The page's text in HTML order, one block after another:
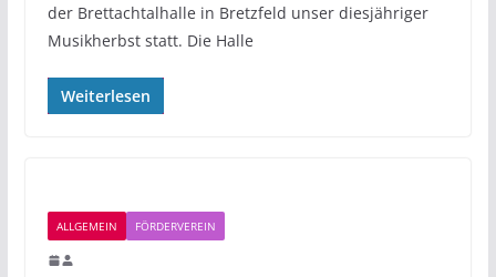
der Brettachtalhalle in Bretzfeld unser diesjähriger
Musikherbst statt. Die Halle
Weiterlesen
ALLGEMEIN FÖRDERVEREIN